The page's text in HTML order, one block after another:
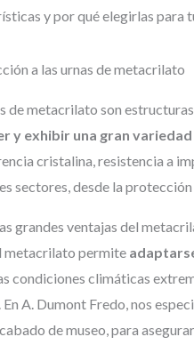
y por qué elegirlas para
a las urnas de metacrilato
de metacrilato son
y exhibir una gran
cristalina, resistencia a
sectores, desde la protección
grandes ventajas del
metacrilato permite
condiciones climáticas
A. Dumont Fredo, nos
de museo, para